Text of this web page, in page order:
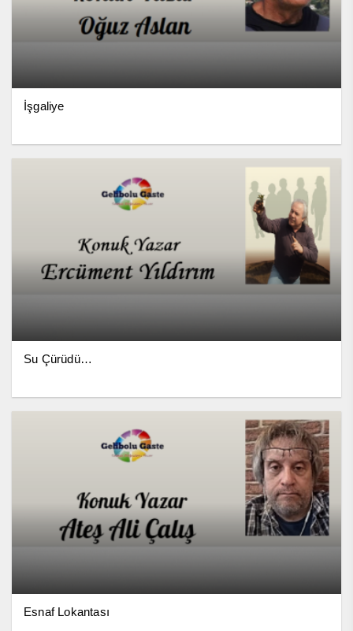
İşgaliye
Su Çürüdü…
Esnaf Lokantası